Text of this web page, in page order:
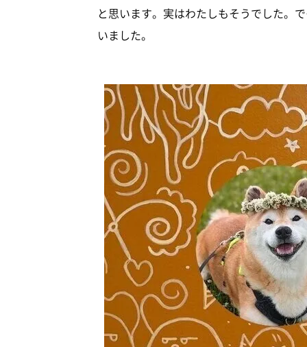
と思います。実はわたしもそうでした。
いました。